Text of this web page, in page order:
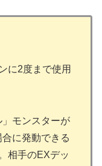
に2度まで使用
モンスターが
に発動できる
相手のEXデッ